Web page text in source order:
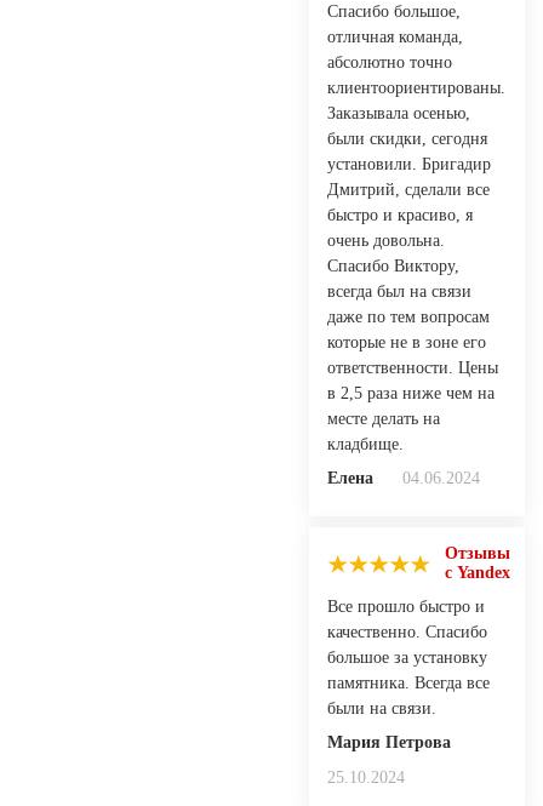
Спасибо большое,
отличная команда,
абсолютно точно
клиентоориентированы.
Заказывала осенью,
были скидки, сегодня
установили. Бригадир
Дмитрий, сделали все
быстро и красиво, я
очень довольна.
Спасибо Виктору,
всегда был на связи
даже по тем вопросам
которые не в зоне его
ответственности. Цены
в 2,5 раза ниже чем на
месте делать на
кладбище.
Елена
04.06.2024
Отзывы
с Yandex
Все прошло быстро и
качественно. Спасибо
большое за установку
памятника. Всегда все
были на связи.
Мария Петрова
25.10.2024